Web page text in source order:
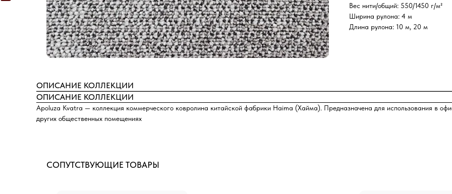
Вес нити/общий: 550/1450 г/м²
Ширина рулона: 4 м
Длина рулона: 10 м, 20 м
ОПИСАНИЕ КОЛЛЕКЦИИ
ОПИСАНИЕ КОЛЛЕКЦИИ
Apoluza Kvatra — коллекция коммерческого ковролина китайской фабрики Haima (Хайма). Предназначена для использования в
других общественных помещениях
СОПУТСТВУЮЩИЕ ТОВАРЫ